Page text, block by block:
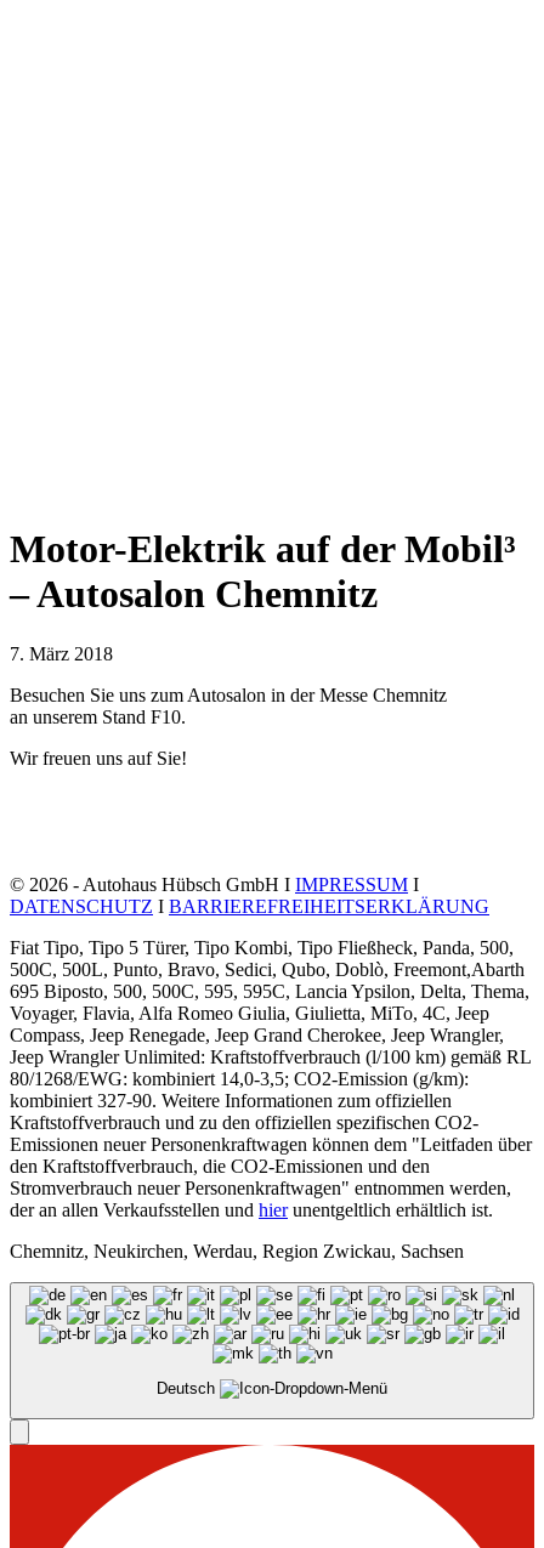
Motor-Elektrik auf der Mobil³
– Autosalon Chemnitz
7. März 2018
Besuchen Sie uns zum Autosalon in der Messe Chemnitz
an unserem Stand F10.
Wir freuen uns auf Sie!
© 2026 - Autohaus Hübsch GmbH I IMPRESSUM I
DATENSCHUTZ I BARRIEREFREIHEITSERKLÄRUNG
Fiat Tipo, Tipo 5 Türer, Tipo Kombi, Tipo Fließheck, Panda, 500,
500C, 500L, Punto, Bravo, Sedici, Qubo, Doblò, Freemont,Abarth
695 Biposto, 500, 500C, 595, 595C, Lancia Ypsilon, Delta, Thema,
Voyager, Flavia, Alfa Romeo Giulia, Giulietta, MiTo, 4C, Jeep
Compass, Jeep Renegade, Jeep Grand Cherokee, Jeep Wrangler,
Jeep Wrangler Unlimited: Kraftstoffverbrauch (l/100 km) gemäß RL
80/1268/EWG: kombiniert 14,0-3,5; CO2-Emission (g/km):
kombiniert 327-90. Weitere Informationen zum offiziellen
Kraftstoffverbrauch und zu den offiziellen spezifischen CO2-
Emissionen neuer Personenkraftwagen können dem "Leitfaden über
den Kraftstoffverbrauch, die CO2-Emissionen und den
Stromverbrauch neuer Personenkraftwagen" entnommen werden,
der an allen Verkaufsstellen und hierunentgeltlich erhältlich ist.
Chemnitz, Neukirchen, Werdau, Region Zwickau, Sachsen
Deutsch